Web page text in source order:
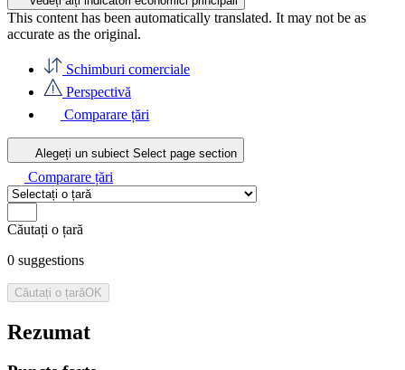
This content has been automatically translated. It may not be as
accurate as the original.
Schimburi comerciale
Perspectivă
Comparare țări
Alegeți un subiect Select page section
Comparare țări
Căutați o țară
0 suggestions
Căutați o țarăOK
Rezumat